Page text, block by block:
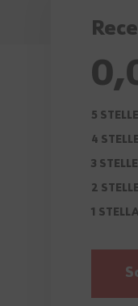
5 STELLE
4 STELLE
3 STELLE
2 STELLE
1 STELLA